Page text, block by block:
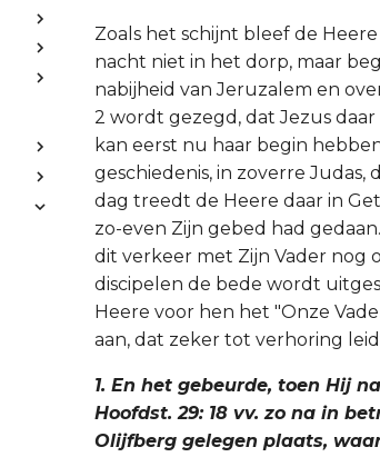
Zoals het schijnt bleef de
nacht niet in het dorp, maar
nabijheid van Jeruzalem en
2 wordt gezegd, dat Jezus
kan eerst nu haar begin
geschiedenis, in zoverre Judas,
dag treedt de Heere daar in
zo-even Zijn gebed had
dit verkeer met Zijn Vader nog
discipelen de bede wordt
Heere voor hen het "Onze
aan, dat zeker tot verhoring
1. En het gebeurde, toen Hij
Hoofdst. 29: 18 vv. zo na in
Olijfberg gelegen plaats,